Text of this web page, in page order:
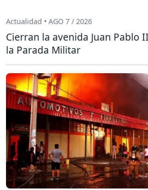
Actualidad • AGO 7 / 2026
Cierran la avenida Juan Pablo
la Parada Militar